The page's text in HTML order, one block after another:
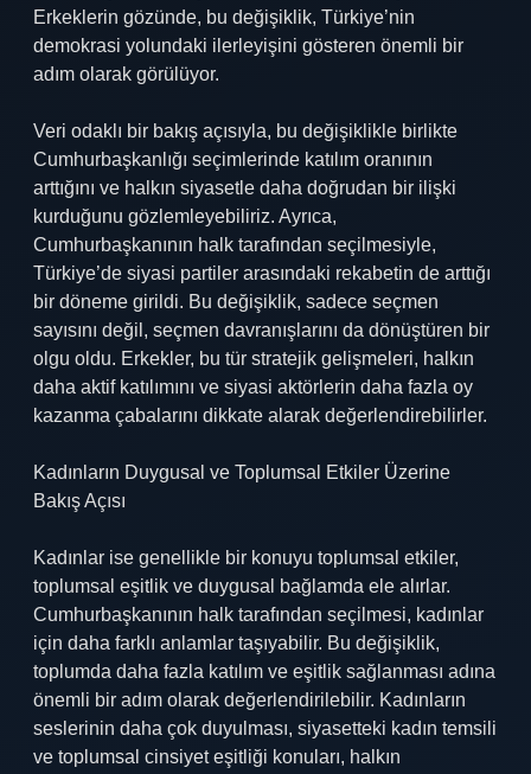
Erkeklerin gözünde, bu değişiklik, Türkiye’nin
demokrasi yolundaki ilerleyişini gösteren önemli bir
adım olarak görülüyor.
Veri odaklı bir bakış açısıyla, bu değişiklikle birlikte
Cumhurbaşkanlığı seçimlerinde katılım oranının
arttığını ve halkın siyasetle daha doğrudan bir ilişki
kurduğunu gözlemleyebiliriz. Ayrıca,
Cumhurbaşkanının halk tarafından seçilmesiyle,
Türkiye’de siyasi partiler arasındaki rekabetin de arttığı
bir döneme girildi. Bu değişiklik, sadece seçmen
sayısını değil, seçmen davranışlarını da dönüştüren bir
olgu oldu. Erkekler, bu tür stratejik gelişmeleri, halkın
daha aktif katılımını ve siyasi aktörlerin daha fazla oy
kazanma çabalarını dikkate alarak değerlendirebilirler.
Kadınların Duygusal ve Toplumsal Etkiler Üzerine
Bakış Açısı
Kadınlar ise genellikle bir konuyu toplumsal etkiler,
toplumsal eşitlik ve duygusal bağlamda ele alırlar.
Cumhurbaşkanının halk tarafından seçilmesi, kadınlar
için daha farklı anlamlar taşıyabilir. Bu değişiklik,
toplumda daha fazla katılım ve eşitlik sağlanması adına
önemli bir adım olarak değerlendirilebilir. Kadınların
seslerinin daha çok duyulması, siyasetteki kadın temsili
ve toplumsal cinsiyet eşitliği konuları, halkın